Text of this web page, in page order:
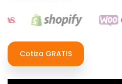
Cotiza GRATIS